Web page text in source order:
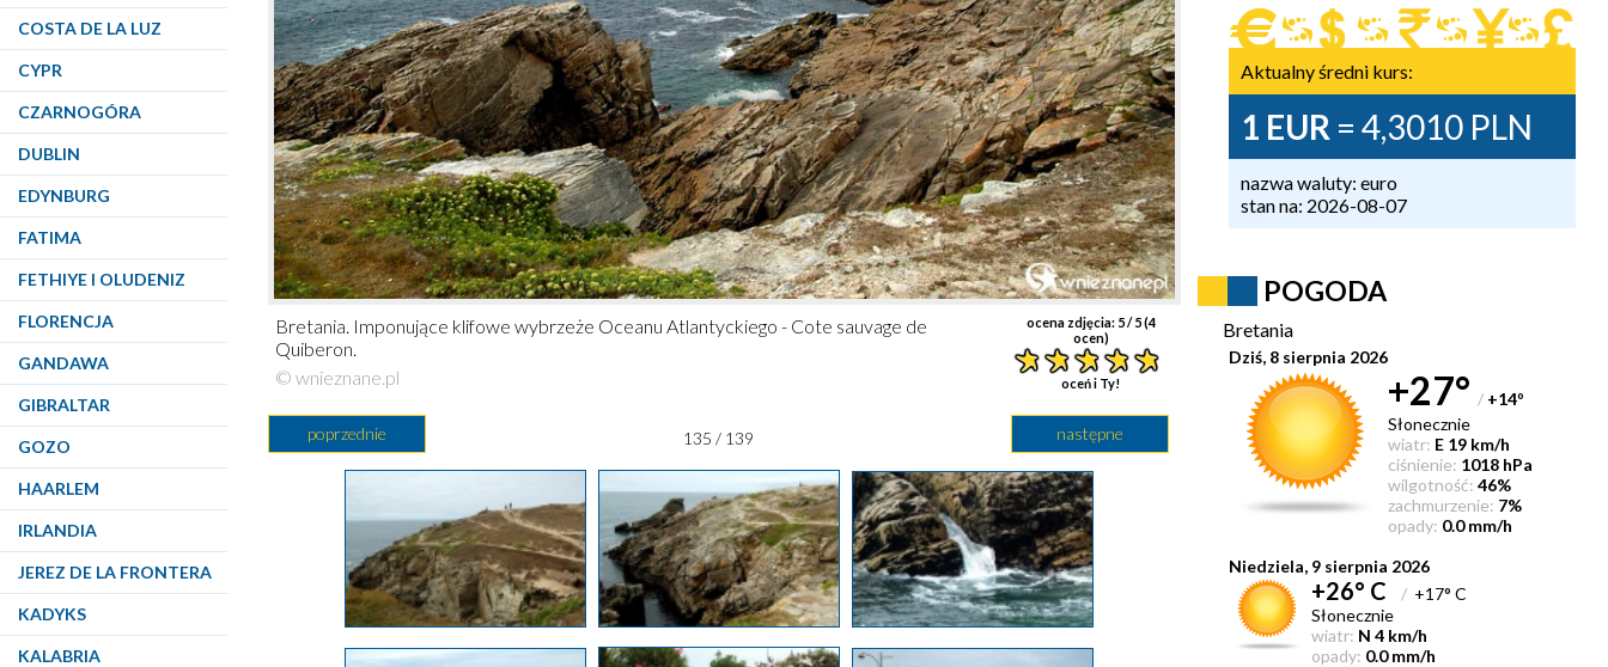
COSTA DE LA LUZ
CYPR
CZARNOGÓRA
DUBLIN
EDYNBURG
FATIMA
FETHIYE I OLUDENIZ
FLORENCJA
GANDAWA
GIBRALTAR
GOZO
HAARLEM
IRLANDIA
JEREZ DE LA FRONTERA
KADYKS
KALABRIA
ocena zdjęcia: 5/ 5 (4
ocen)
oceń i Ty!
Bretania. Imponujące klifowe wybrzeże Oceanu Atlantyckiego - Cote sauvage de
Quiberon.
© wnieznane.pl
poprzednie następne
135 / 139
Aktualny średni kurs:
1 EUR = 4,3010 PLN
nazwa waluty: euro
stan na: 2026-08-07
POGODA
Bretania
Dziś, 8 sierpnia 2026
+27° / +14°
Słonecznie
wiatr: E 19 km/h
ciśnienie: 1018 hPa
wilgotność: 46%
zachmurzenie: 7%
opady: 0.0 mm/h
Niedziela, 9 sierpnia 2026
+26° C / +17° C
Słonecznie
wiatr: N 4 km/h
opady: 0.0 mm/h